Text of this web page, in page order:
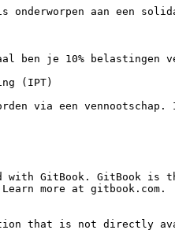
aan een
ben je 10% belastingen
(IPT)
via een
with GitBook. GitBook is
more at gitbook.com.
that is not directly